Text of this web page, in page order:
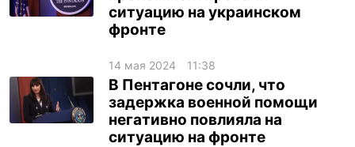
ситуацию на украинском
фронте
14 мая 2024 11:38
В Пентагоне сочли, что
задержка военной помощи
негативно повлияла на
ситуацию на фронте